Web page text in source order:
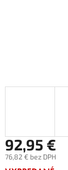
92,95 €
76,82 € bez DPH